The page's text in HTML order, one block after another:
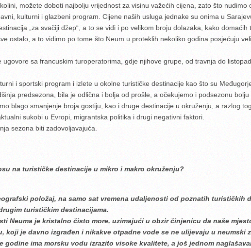
možete doboti najbolju vrijednost za visinu važećih cijena, zato što nudimo
kulturni i glazbeni program. Cijene naših usluga jednake su onima u
„za svačiji džep“, a to se vidi i po velikom broju dolazaka, kako domaćih
ostalo, a to vidimo po tome što Neum u proteklih nekoliko godina posjećuju
ugovore sa francuskim turoperatorima, gdje njihove grupe, od travnja do
i sportski program i izlete u okolne turističke destinacije kao što su
predsezona, bila je odlična i bolja od prošle, a očekujemo i podsezonu bolju
blago smanjenje broja gostiju, kao i druge destinacije u okruženju, a razlog
sukobi u Evropi, migrantska politika i drugi negativni faktori.
sezona biti zadovoljavajuća.
na turističke destinacije u mikro i makro okruženju?
položaj, na samo sat vremena udaljenosti od poznatih turističkih
turističkim destinacijama.
Neuma je kristalno čisto more, uzimajući u obzir činjenicu da naše
koji je davno izgrađen i nikakve otpadne vode se ne ulijevaju u neumski
godine ima morsku vodu izrazito visoke kvalitete, a još jednom